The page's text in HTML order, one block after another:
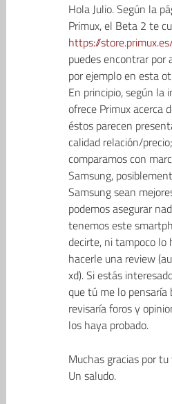
Hola Julio. Según la
Primux, el Beta 2 te
https://
puedes encontrar por
por ejemplo en esta
En principio, según la
ofrece Primux acerca
éstos parecen
calidad relación/
comparamos con
Samsung,
Samsung sean
podemos asegurar
tenemos este
decirte, ni tampoco lo
hacerle una review
xd). Si estás
que tú me lo pensaría
revisaría foros y
los haya probado.
Muchas gracias por
Un saludo.